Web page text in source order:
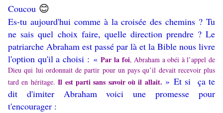
Coucou 😊
Es-tu aujourd'hui comme à la croisée des chemins ? Tu
ne sais quel choix faire, quelle direction prendre ? Le
patriarche Abraham est passé par là et la Bible nous livre
l'option qu'il a choisi : «Par la foi, Abraham a obéi à l’appel de
Dieu qui lui ordonnait de partir pour un pays qu’il devait recevoir plus
tard en héritage.Il est parti sans savoir où il allait. » Et si ça te
dit d'imiter Abraham voici une promesse pour
t'encourager :